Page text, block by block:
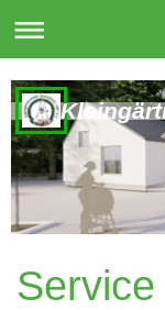
Service